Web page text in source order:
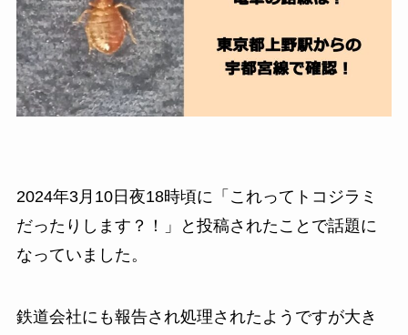
2024年3月10日夜18時頃に「これってトコジラミ
だったりします？！」と投稿されたことで話題に
なっていました。
鉄道会社にも報告され処理されたようですが大き